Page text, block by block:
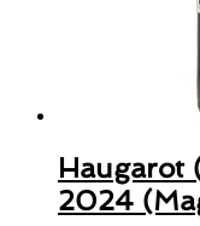
Haugarot
2024